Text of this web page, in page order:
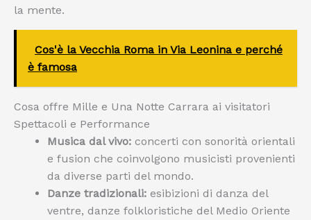
la mente.
Cos'è la Vecchia Roma in Via Leonina e perché
è famosa
Cosa offre Mille e Una Notte Carrara ai visitatori
Spettacoli e Performance
Musica dal vivo: concerti con sonorità orientali
e fusion che coinvolgono musicisti provenienti
da diverse parti del mondo.
Danze tradizionali: esibizioni di danza del
ventre, danze folkloristiche del Medio Oriente